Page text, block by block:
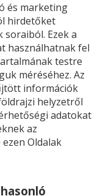
és marketing
hirdetőket
Ezek a
használhatnak fel
testre
méréséhez. Az
információk
helyzetről
adatokat
az
Oldalak